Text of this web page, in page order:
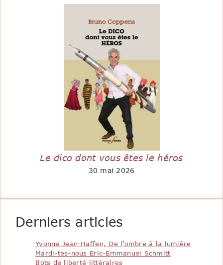
Le dico dont vous êtes le héros
30 mai 2026
Derniers articles
Yvonne Jean-Haffen, De l’ombre à la lumière
Mardi-tes-nous Eric-Emmanuel Schmitt
Ilots de liberté littéraires